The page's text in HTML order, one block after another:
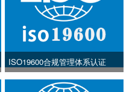
ISO19600合规管理体系认证